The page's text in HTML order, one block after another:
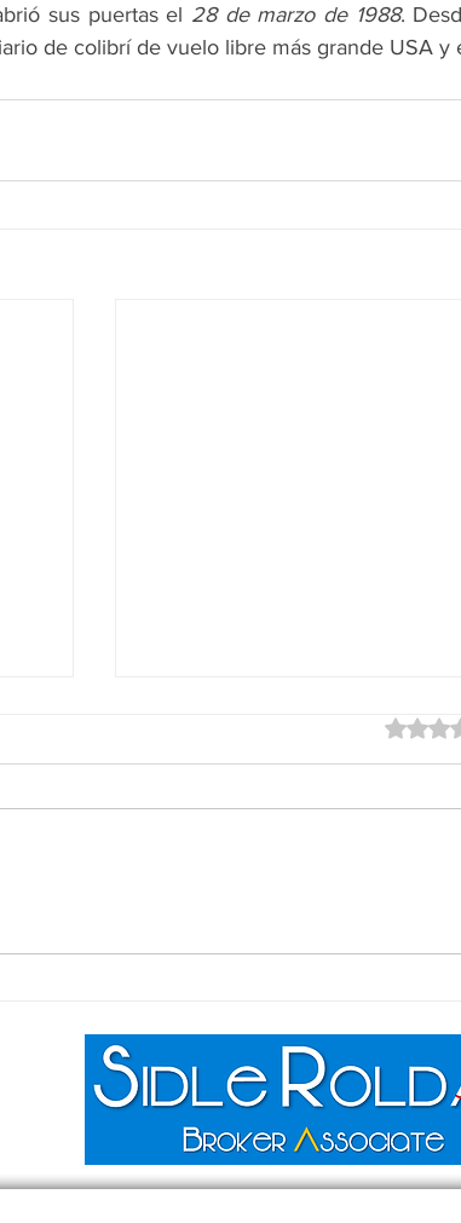
sus puertas el 28 de marzo de 1988.
de colibrí de vuelo libre más grande USA y
Townhomes in the real estate
Rated